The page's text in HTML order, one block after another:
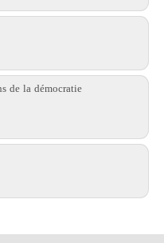
de la démocratie